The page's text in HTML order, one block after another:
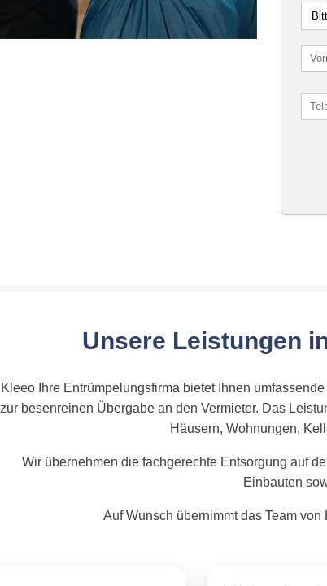
Unsere Leistungen
Kleeo Ihre Entrümpelungsfirma bietet Ihnen
zur besenreinen Übergabe an den Vermieter. Das
Häusern, Wohnungen,
Wir übernehmen die fachgerechte Entsorgung auf
Einbauten
Auf Wunsch übernimmt das Team